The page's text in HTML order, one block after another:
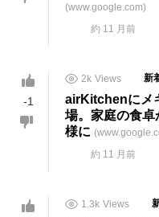
(www.google.com)
約 11 月前
2k Views 新
airKitchenにメ
場。家庭の食
様に
約 11 月前
-1
1.3k Views